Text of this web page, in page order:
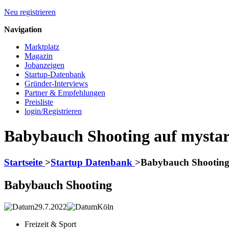
Neu registrieren
Navigation
Marktplatz
Magazin
Jobanzeigen
Startup-Datenbank
Gründer-Interviews
Partner & Empfehlungen
Preisliste
login/Registrieren
Babybauch Shooting auf
Startseite >Startup Datenbank >Babybauch Shooting
Babybauch Shooting
29.7.2022
Köln
Freizeit & Sport